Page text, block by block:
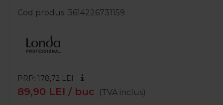
Cod produs 3614226731159
PRP: 178,72 LEI
89,90 LEI / buc (TVA inclus)